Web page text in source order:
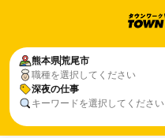
熊本県荒尾市
職種を選択してください
深夜の仕事
キーワードを選択してください